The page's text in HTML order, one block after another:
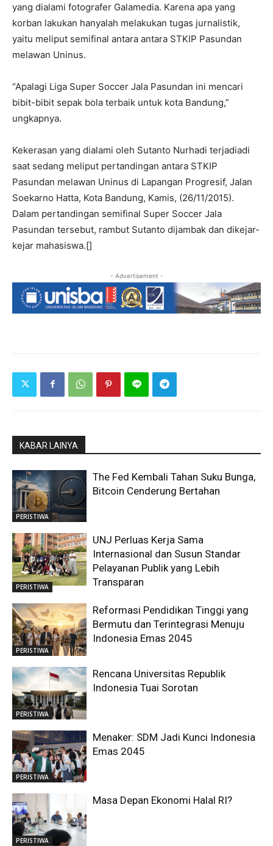
yang dialami fotografer Galamedia. Karena apa yang
korban lakukan hanyalah melakukan tugas jurnalistik,
yaitu meliput semifinal antara antara STKIP Pasundan
melawan Uninus.
“Apalagi Liga Super Soccer Jala Pasundan ini mencari
bibit-bibit sepak bola terbaik untuk kota Bandung,”
ungkapnya.
Kekerasan yang dialami oleh Sutanto Nurhadi terjadiadi
saat sedang meliput pertandingan antara STKIP
Pasundan melawan Uninus di Lapangan Progresif, Jalan
Soekarno Hatta, Kota Bandung, Kamis, (26/11/2015).
Dalam pertandingan semifinal Super Soccer Jala
Pasundan tersebut, rambut Sutanto dijambak dan dikejar-
kejar mahasiswa.[]
- Advertisement -
KABAR LAINYA
PERISTIWA
The Fed Kembali Tahan Suku Bunga,
Bitcoin Cenderung Bertahan
PERISTIWA
UNJ Perluas Kerja Sama
Internasional dan Susun Standar
Pelayanan Publik yang Lebih
Transparan
PERISTIWA
Reformasi Pendidikan Tinggi yang
Bermutu dan Terintegrasi Menuju
Indonesia Emas 2045
PERISTIWA
Rencana Universitas Republik
Indonesia Tuai Sorotan
PERISTIWA
Menaker: SDM Jadi Kunci Indonesia
Emas 2045
PERISTIWA
Masa Depan Ekonomi Halal RI?